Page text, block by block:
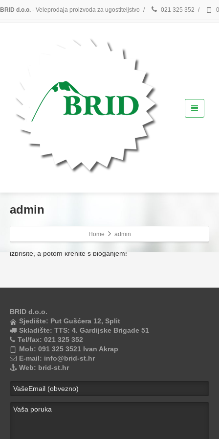
BRID d.o.o. - Veleprodaja proizvoda za ugostiteljstvo / 021 325 352 /
admin
Home admin
Dobar dan, svijete!
Dobrodošli u WordPress. Ovo je vaš prvi post. Uredite ga ili
izbrišite, a potom krenite s bloganjem!
BRID d.o.o.
Sjedište: Put Gušćera 12, Split
Skladište: TTS: 4. Gardijske Brigade 51
Tel/fax: 021 325 352
Mob: 091 325 3521 Ivan Akrap
E-mail: info@brid-st.hr
Web: brid-st.hr